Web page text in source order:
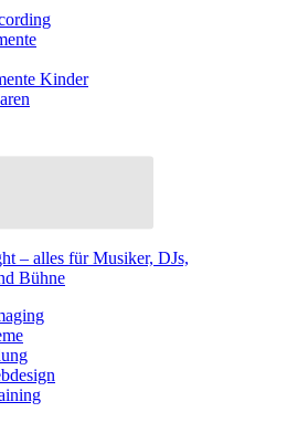
Kinder
– alles für Musiker, DJs,
Bühne